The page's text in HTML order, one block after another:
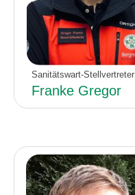
Sanitätswart-Stellvertreter
Franke Gregor